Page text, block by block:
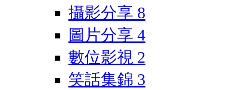
攝影分享 8
圖片分享 4
數位影視 2
笑話集錦 3